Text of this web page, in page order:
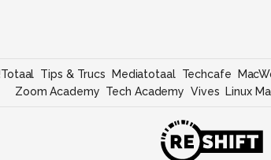
Tips & Trucs Mediatotaal Techcafe
Zoom Academy Tech Academy Vives Linux